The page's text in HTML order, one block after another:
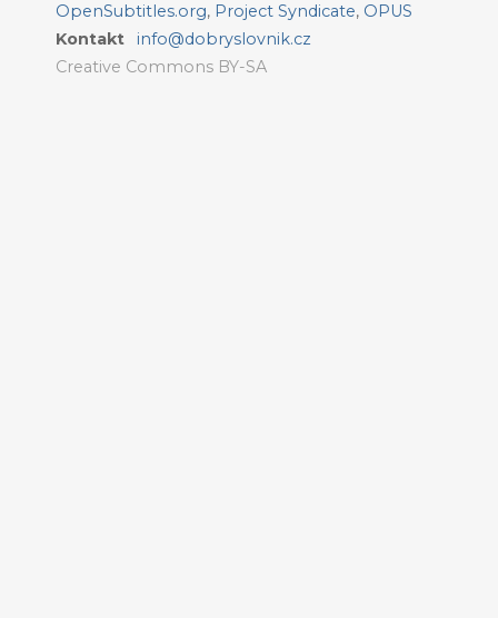
OpenSubtitles.org, Project Syndicate, OPUS
Kontakt
info@dobryslovnik.cz
Creative Commons BY-SA